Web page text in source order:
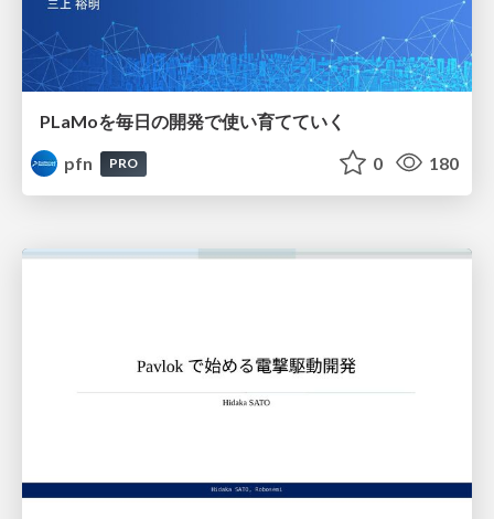
PLaMoを毎日の開発で使い育てていく
pfn
PRO 0 180